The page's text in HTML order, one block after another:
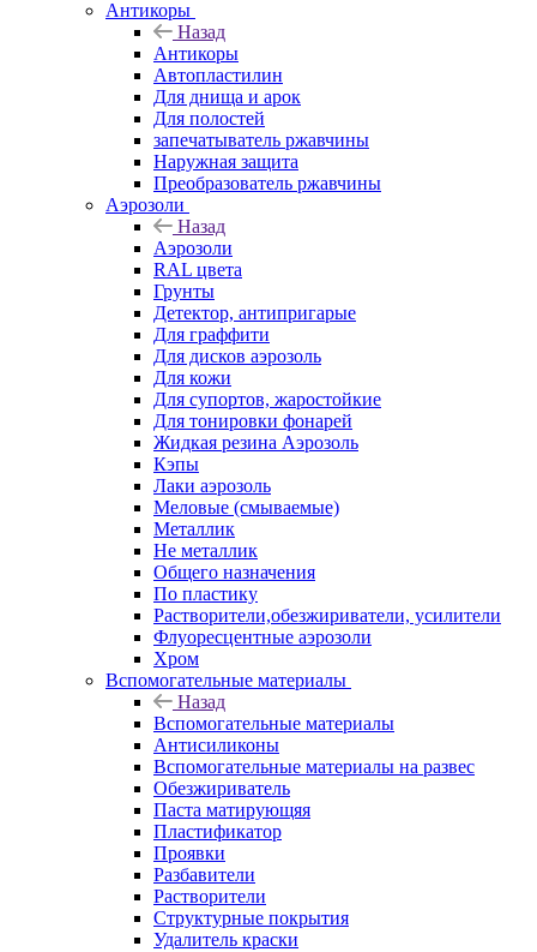
Антикоры
Назад
Антикоры
Автопластилин
Для днища и арок
Для полостей
запечатыватель ржавчины
Наружная защита
Преобразователь ржавчины
Аэрозоли
Назад
Аэрозоли
RAL цвета
Грунты
Детектор, антипригарые
Для граффити
Для дисков аэрозоль
Для кожи
Для супортов, жаростойкие
Для тонировки фонарей
Жидкая резина Аэрозоль
Кэпы
Лаки аэрозоль
Меловые (смываемые)
Металлик
Не металлик
Общего назначения
По пластику
Растворители,обезжириватели, усилители
Флуоресцентные аэрозоли
Хром
Вспомогательные материалы
Назад
Вспомогательные материалы
Антисиликоны
Вспомогательные материалы на развес
Обезжириватель
Паста матирующяя
Пластификатор
Проявки
Разбавители
Растворители
Структурные покрытия
Удалитель краски